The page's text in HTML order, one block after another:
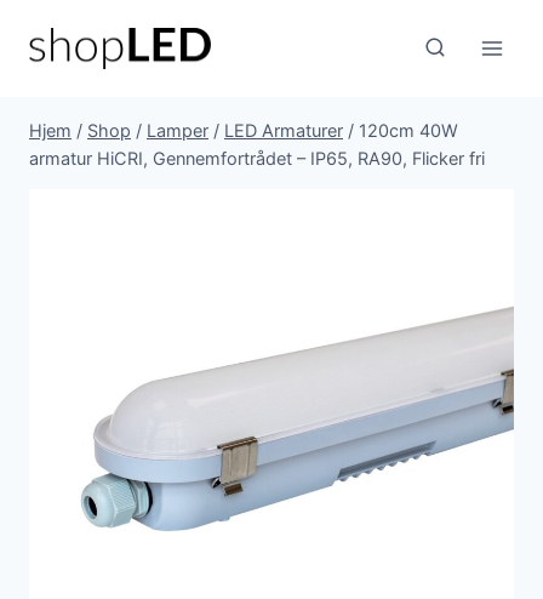
Hjem / Shop / Lamper / LED Armaturer / 120cm 40W
armatur HiCRI, Gennemfortrådet – IP65, RA90, Flicker fri